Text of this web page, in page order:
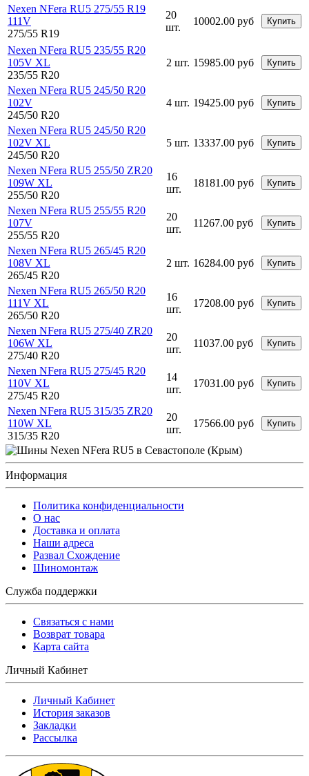
Nexen NFera RU5 275/55 R19
111V
275/55 R19
20
шт.
10002.00 руб Купить
Nexen NFera RU5 235/55 R20
105V XL
235/55 R20
2 шт. 15985.00 руб Купить
Nexen NFera RU5 245/50 R20
102V
245/50 R20
4 шт. 19425.00 руб Купить
Nexen NFera RU5 245/50 R20
102V XL
245/50 R20
5 шт. 13337.00 руб Купить
Nexen NFera RU5 255/50 ZR20
109W XL
255/50 R20
16
шт.
18181.00 руб Купить
Nexen NFera RU5 255/55 R20
107V
255/55 R20
20
шт.
11267.00 руб Купить
Nexen NFera RU5 265/45 R20
108V XL
265/45 R20
2 шт. 16284.00 руб Купить
Nexen NFera RU5 265/50 R20
111V XL
265/50 R20
16
шт.
17208.00 руб Купить
Nexen NFera RU5 275/40 ZR20
106W XL
275/40 R20
20
шт.
11037.00 руб Купить
Nexen NFera RU5 275/45 R20
110V XL
275/45 R20
14
шт.
17031.00 руб Купить
Nexen NFera RU5 315/35 ZR20
110W XL
315/35 R20
20
шт.
17566.00 руб Купить
Информация
Политика конфиденциальности
O нас
Доставка и оплата
Наши адреса
Развал Схождение
Шиномонтаж
Служба поддержки
Связаться с нами
Возврат товара
Карта сайта
Личный Кабинет
Личный Кабинет
История заказов
Закладки
Рассылка